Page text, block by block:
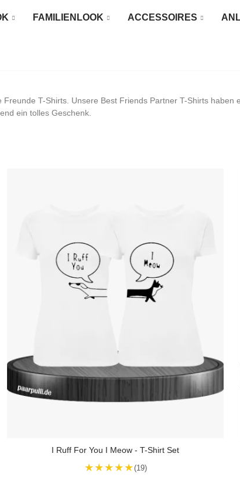
FAMILIENLOOK ACCESSOIRES
T-Shirts. Unsere Best Friends Partner T-Shirts
ein tolles Geschenk.
I Ruff For You I Meow - T-Shirt Set
★★★★★(19)